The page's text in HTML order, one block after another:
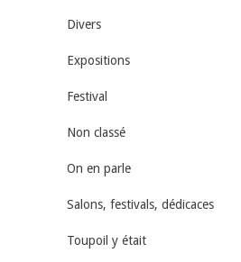
Divers
Expositions
Festival
Non classé
On en parle
Salons, festivals, dédicaces
Toupoil y était